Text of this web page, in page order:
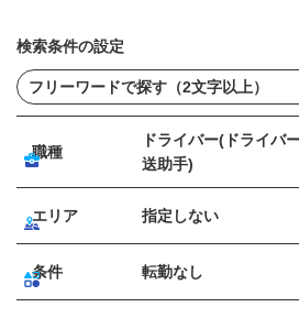
検索条件の設定
職種
ドライバー(ドライバ
送助手)
エリア 指定しない
条件 転勤なし